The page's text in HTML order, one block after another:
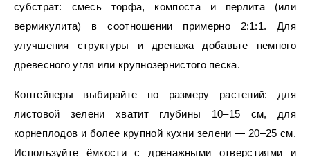
субстрат: смесь торфа, компоста и перлита (или
вермикулита) в соотношении примерно 2:1:1. Для
улучшения структуры и дренажа добавьте немного
древесного угля или крупнозернистого песка.
Контейнеры выбирайте по размеру растений: для
листовой зелени хватит глубины 10–15 см, для
корнеплодов и более крупной кухни зелени — 20–25 см.
Используйте ёмкости с дренажными отверстиями и